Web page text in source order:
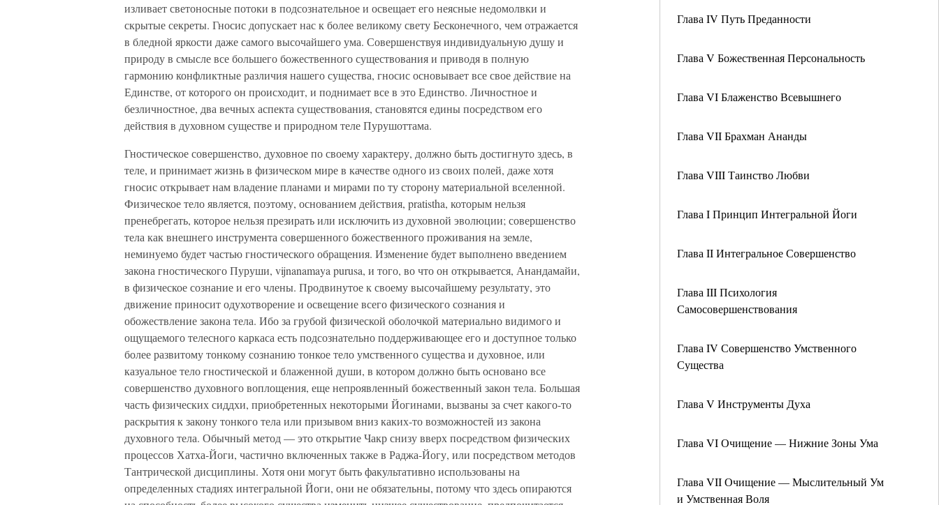
Глава IV Путь Преданности
Глава V Божественная Персональность
Глава VI Блаженство Всевышнего
Глава VII Брахман Ананды
Глава VIII Таинство Любви
Глава I Принцип Интегральной Йоги
Глава II Интегральное Совершенство
Глава III Психология
Самосовершенствования
Глава IV Совершенство Умственного
Существа
Глава V Инструменты Духа
Глава VI Очищение — Нижние Зоны Ума
Глава VII Очищение — Мыслительный Ум
и Умственная Воля
изливает светоносные потоки в подсознательное и освещает его неясные недомолвки и
скрытые секреты. Гносис допускает нас к более великому свету Бесконечного, чем отражается
в бледной яркости даже самого высочайшего ума. Совершенствуя индивидуальную душу и
природу в смысле все большего божественного существования и приводя в полную
гармонию конфликтные различия нашего существа, гносис основывает все свое действие на
Единстве, от которого он происходит, и поднимает все в это Единство. Личностное и
безличностное, два вечных аспекта существования, становятся едины посредством его
действия в духовном существе и природном теле Пурушоттама.
Гностическое совершенство, духовное по своему характеру, должно быть достигнуто здесь, в
теле, и принимает жизнь в физическом мире в качестве одного из своих полей, даже хотя
гносис открывает нам владение планами и мирами по ту сторону материальной вселенной.
Физическое тело является, поэтому, основанием действия, pratistha, которым нельзя
пренебрегать, которое нельзя презирать или исключить из духовной эволюции; совершенство
тела как внешнего инструмента совершенного божественного проживания на земле,
неминуемо будет частью гностического обращения. Изменение будет выполнено введением
закона гностического Пуруши, vijnanamaya purusa, и того, во что он открывается, Анандамайи,
в физическое сознание и его члены. Продвинутое к своему высочайшему результату, это
движение приносит одухотворение и освещение всего физического сознания и
обожествление закона тела. Ибо за грубой физической оболочкой материально видимого и
ощущаемого телесного каркаса есть подсознательно поддерживающее его и доступное только
более развитому тонкому сознанию тонкое тело умственного существа и духовное, или
казуальное тело гностической и блаженной души, в котором должно быть основано все
совершенство духовного воплощения, еще непроявленный божественный закон тела. Большая
часть физических сиддхи, приобретенных некоторыми Йогинами, вызваны за счет какого-то
раскрытия к закону тонкого тела или призывом вниз каких-то возможностей из закона
духовного тела. Обычный метод — это открытие Чакр снизу вверх посредством физических
процессов Хатха-Йоги, частично включенных также в Раджа-Йогу, или посредством методов
Тантрической дисциплины. Хотя они могут быть факультативно использованы на
определенных стадиях интегральной Йоги, они не обязательны, потому что здесь опираются